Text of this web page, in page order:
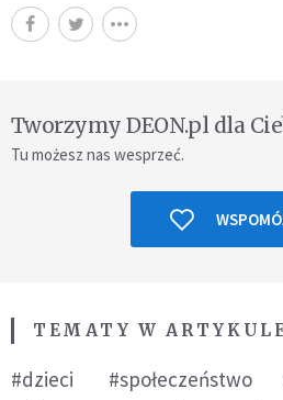
Tworzymy DEON.pl dla
Tu możesz nas wesprzeć.
TEMATY W
#dzieci #społeczeństwo